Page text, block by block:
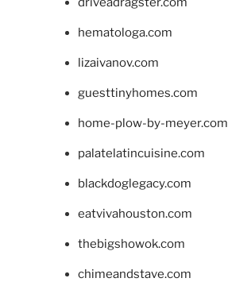
hematologa.com
lizaivanov.com
guesttinyhomes.com
home-plow-by-meyer.com
palatelatincuisine.com
blackdoglegacy.com
eatvivahouston.com
thebigshowok.com
chimeandstave.com